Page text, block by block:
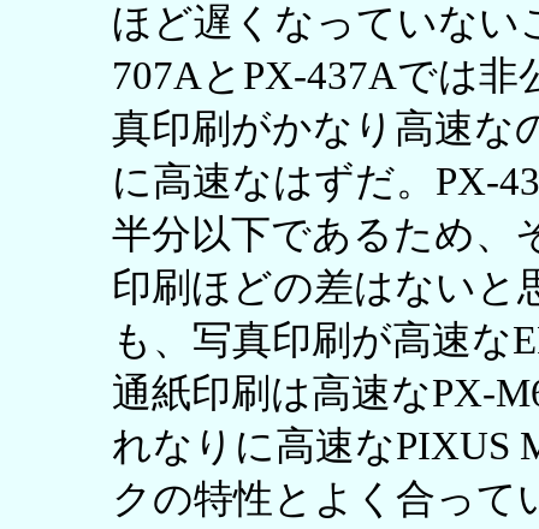
ほど遅くなっていない
707AとPX-437Aでは非
真印刷がかなり高速な
に高速なはずだ。PX-
半分以下であるため、
印刷ほどの差はないと
も、写真印刷が高速な
通紙印刷は高速なPX-
れなりに高速なPIXUS
クの特性とよく合って